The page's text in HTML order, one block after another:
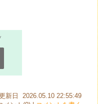
新日 2026.05.10 22:55:49